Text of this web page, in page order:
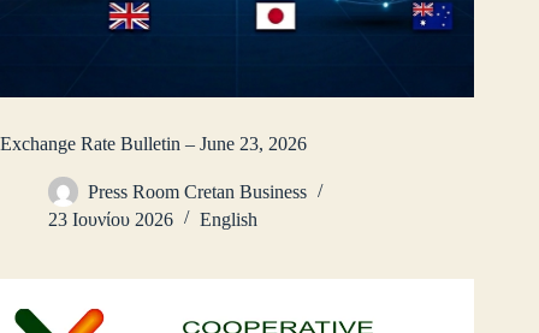
Exchange Rate Bulletin – June 23, 2026
Press Room Cretan Business
23 Ιουνίου 2026
English